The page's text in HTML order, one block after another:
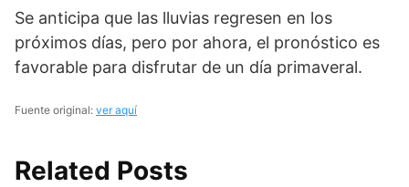
Se anticipa que las lluvias regresen en los
próximos días, pero por ahora, el pronóstico es
favorable para disfrutar de un día primaveral.
Fuente original: ver aquí
Related Posts